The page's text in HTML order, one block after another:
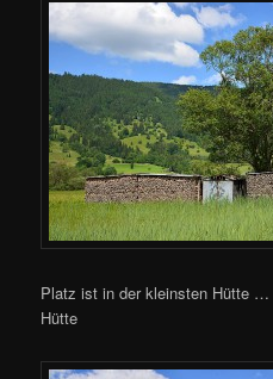
Platz ist in der kleinsten Hütte …
Hütte